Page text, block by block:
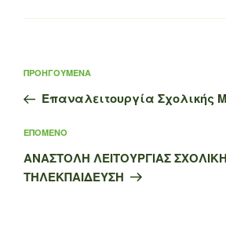
άρθρων
Προηγούμενο
άρθρο
ΠΡΟΗΓΟΎΜΕΝΑ
Επαναλειτουργία Σχολικής
Επόμενο
άρθρο
ΕΠΌΜΕΝΟ
ΑΝΑΣΤΟΛΗ ΛΕΙΤΟΥΡΓΙΑΣ
ΤΗΛΕΚΠΑΙΔΕΥΣΗ